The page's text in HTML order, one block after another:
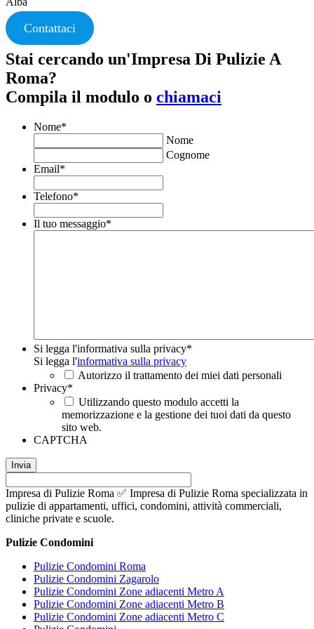
Contattaci
Stai cercando un'Impresa Di Pulizie A
Roma?
Compila il modulo o chiamaci
Nome*
Nome
Cognome
Email*
Telefono*
Il tuo messaggio*
Si legga l'informativa sulla privacy*
Si legga l'informativa sulla privacy
Autorizzo il trattamento dei miei dati personali
Privacy*
Utilizzando questo modulo accetti la
memorizzazione e la gestione dei tuoi dati da questo
sito web.
CAPTCHA
Impresa di Pulizie Roma ✅ Impresa di Pulizie Roma specializzata in
pulizie di appartamenti, uffici, condomini, attività commerciali,
cliniche private e scuole.
Pulizie Condomini
Pulizie Condomini Roma
Pulizie Condomini Zagarolo
Pulizie Condomini Zone adiacenti Metro A
Pulizie Condomini Zone adiacenti Metro B
Pulizie Condomini Zone adiacenti Metro C